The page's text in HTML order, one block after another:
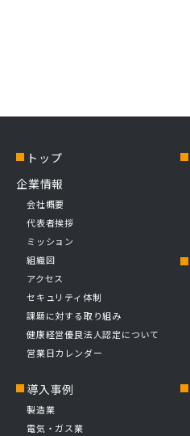
トップ
企業情報
会社概要
代表者挨拶
ミッション
組織図
アクセス
セキュリティ体制
課題に対する取り組み
健康経営優良法人認定について
営業日カレンダー
導入事例
製造業
電気・ガス業